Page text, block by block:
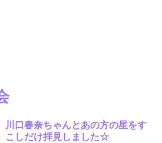
川口春奈ちゃんとあの方の星をす
こしだけ拝見しました☆